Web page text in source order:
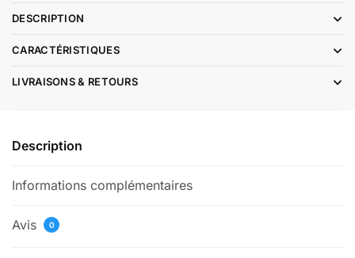
Pokémon
DESCRIPTION
CARACTÉRISTIQUES
LIVRAISONS & RETOURS
Description
Informations complémentaires
Avis 0